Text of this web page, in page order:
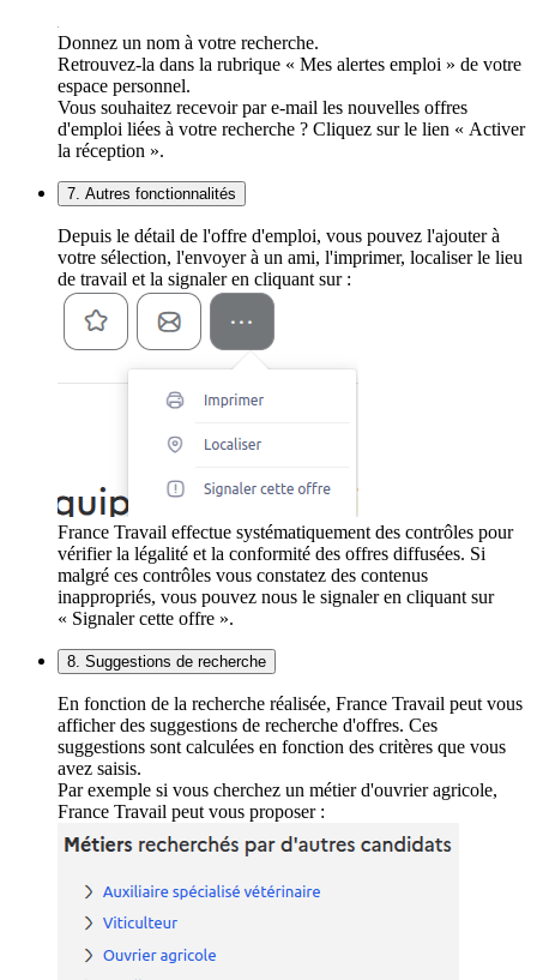
Donnez un nom à votre recherche.
Retrouvez-la dans la rubrique « Mes alertes emploi » de votre
espace personnel.
Vous souhaitez recevoir par e-mail les nouvelles offres
d'emploi liées à votre recherche ? Cliquez sur le lien « Activer
la réception ».
7. Autres fonctionnalités
Depuis le détail de l'offre d'emploi, vous pouvez l'ajouter à
votre sélection, l'envoyer à un ami, l'imprimer, localiser le lieu
de travail et la signaler en cliquant sur :
France Travail effectue systématiquement des contrôles pour
vérifier la légalité et la conformité des offres diffusées. Si
malgré ces contrôles vous constatez des contenus
inappropriés, vous pouvez nous le signaler en cliquant sur
« Signaler cette offre ».
8. Suggestions de recherche
En fonction de la recherche réalisée, France Travail peut vous
afficher des suggestions de recherche d'offres. Ces
suggestions sont calculées en fonction des critères que vous
avez saisis.
Par exemple si vous cherchez un métier d'ouvrier agricole,
France Travail peut vous proposer :